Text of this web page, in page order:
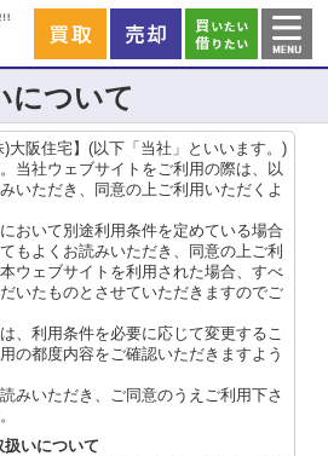
について
大阪住宅】(以下「当社」といいます。)
当社ウェブサイトをご利用の際は、以
いただき、同意の上ご利用いただくよ
おいて別途利用条件を定めている場合
もよくお読みいただき、同意の上ご利
ウェブサイトを利用された場合、すべ
いたものとさせていただきますのでご
、利用条件を必要に応じて変更するこ
の都度内容をご確認いただきますよう
みいただき、ご同意のうえご利用下さ
いについて